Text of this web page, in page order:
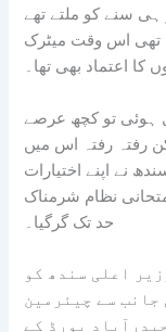
سنے کو ملتے تھے
تھی اس وقت میٹرک
کا اعتماد بھی تھا۔
ہوئی تو کچھ عرصے
رفتہ رفتہ اس میں
نے اپنے اختیارات
نظام شرمناک
حد تک گرگیا۔
اعلی سندھ کو
جانب سے چیئرمین
بورڈ کے